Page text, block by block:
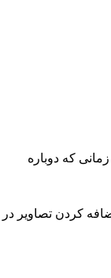
که دوباره
کردن تصاویر در